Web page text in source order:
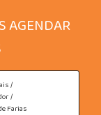
AGENDAR
Farias